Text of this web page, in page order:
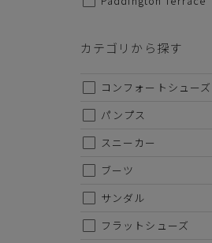
カテゴリから探す
コンフォートシューズ
パンプス
スニーカー
ブーツ
サンダル
フラットシューズ
24cm